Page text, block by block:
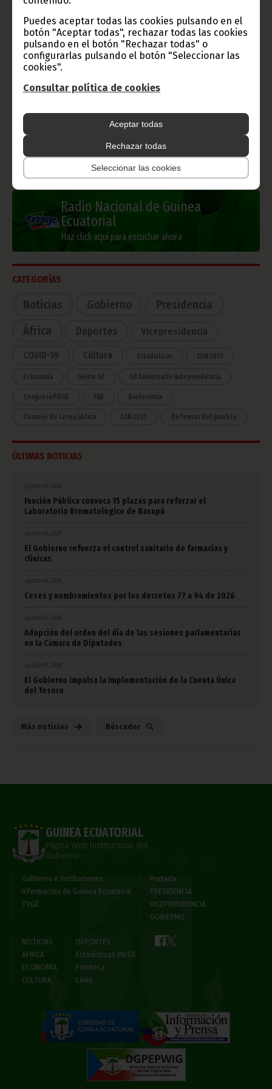
Puedes aceptar todas las cookies pulsando en el
botón "Aceptar todas", rechazar todas las cookies
pulsando en el botón "Rechazar todas" o
configurarlas pulsando el botón "Seleccionar las
cookies".
Consultar política de cookies
Aceptar todas
Rechazar todas
Seleccionar las cookies
Gobierno e Instituciones
Información de Guinea Ecuatorial
Radio Nacional de Guinea
Ecuatorial
Haz click aquí para escuchar ahora
CATEGORÍAS
Noticias Gobierno
Presidencia
África
Deportes Vicepresidencia
COVID-19 Cultura Estadísticas CAN 2015
Economía Gente GE 50 Aniversario Independencia
CongresoPDGE FIJA Bielorrusia
Consejo de la república CAN 2025 Defensor del pueblo
ÚLTIMAS NOTICIAS
agosto 06, 2026
Función Pública convoca 15 plazas para reforzar el
Laboratorio Bromatológico de Basupú
agosto 06, 2026
El Gobierno refuerza el control sanitario de farmacias y
clínicas
agosto 06, 2026
Ceses y nombramientos por los decretos 77 a 94 de 2026
agosto 05, 2026
Adopción del orden del día de las sesiones parlamentarias
en la Cámara de Diputados
agosto 05, 2026
El Gobierno impulsa la implementación de la Cuenta Única
del Tesoro
Más noticias Búscador
GUINEA ECUATORIAL
Página Web Institucional del
Gobierno
Gobierno e Instituciones
Información de Guinea Ecuatorial
TVGE
Portada
PRESIDENCIA
VICEPRESIDENCIA
GOBIERNO
NOTICIAS
ÁFRICA
ECONOMÍA
CULTURA
DEPORTES
Estadísticas INEGE
Fototeca
Links